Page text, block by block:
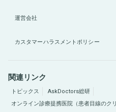
運営会社
カスタマーハラスメントポリシー
関連リンク
トピックス
AskDoctors総研
オンライン診療提携医院（患者目線のク